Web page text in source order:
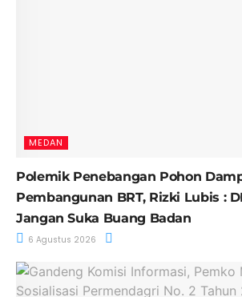
MEDAN
Polemik Penebangan Pohon
Pembangunan BRT, Rizki Lubis :
Jangan Suka Buang Badan
6 Agustus 2026